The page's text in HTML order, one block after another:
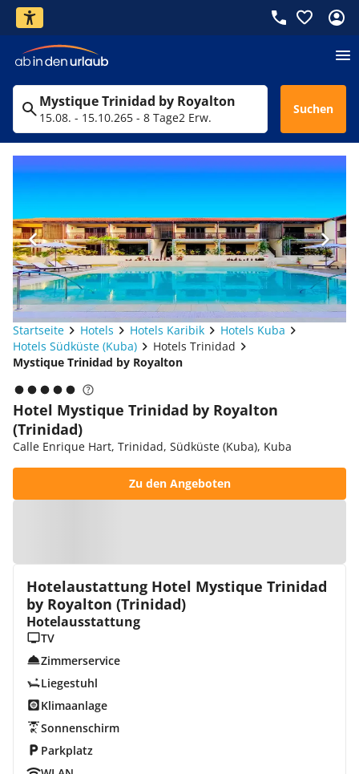
Mystique Trinidad by Royalton
15.08. - 15.10.265 - 8 Tage2 Erw.
Suchen
Startseite Hotels Hotels Karibik
Hotels Kuba
Hotels Südküste (Kuba)
Hotels Trinidad
Mystique Trinidad by Royalton
Hotel Mystique Trinidad by Royalton
(Trinidad)
Calle Enrique Hart, Trinidad, Südküste (Kuba), Kuba
Zu den Angeboten
Hotelaustattung Hotel Mystique Trinidad
by Royalton (Trinidad)
Hotelausstattung
TV
Zimmerservice
Liegestuhl
Klimaanlage
Sonnenschirm
Parkplatz